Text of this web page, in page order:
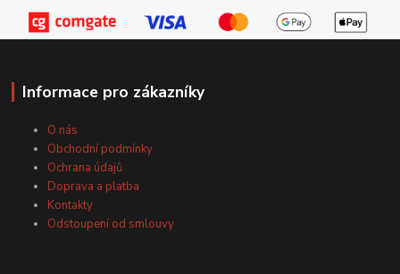
Informace pro zákazníky
O nás
Obchodní podmínky
Ochrana údajů
Doprava a platba
Kontakty
Odstoupení od smlouvy